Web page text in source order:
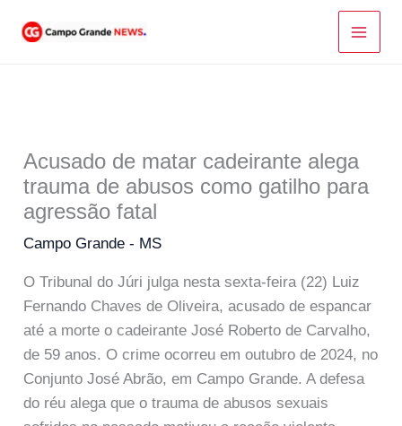
para
Acusado de matar cadeirante alega
trauma de abusos como gatilho para
agressão fatal
Campo Grande - MS
O Tribunal do Júri julga nesta sexta-feira (22) Luiz
Fernando Chaves de Oliveira, acusado de espancar
até a morte o cadeirante José Roberto de Carvalho,
de 59 anos. O crime ocorreu em outubro de 2024, no
Conjunto José Abrão, em Campo Grande. A defesa
do réu alega que o trauma de abusos sexuais